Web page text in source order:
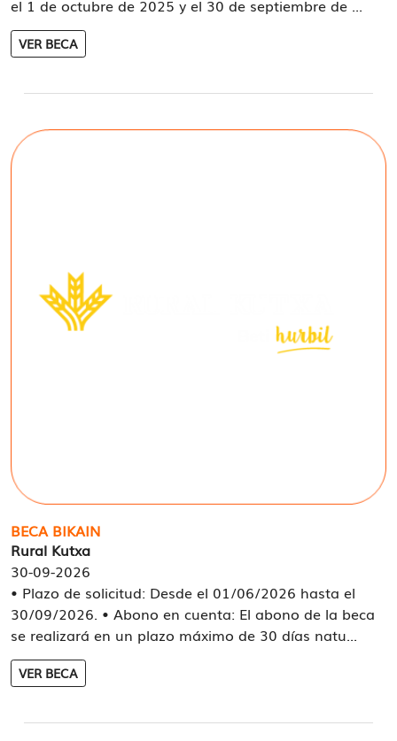
el 1 de octubre de 2025 y el 30 de septiembre de ...
VER BECA
BECA BIKAIN
Rural Kutxa
30-09-2026
• Plazo de solicitud: Desde el 01/06/2026 hasta el
30/09/2026. • Abono en cuenta: El abono de la beca
se realizará en un plazo máximo de 30 días natu...
VER BECA